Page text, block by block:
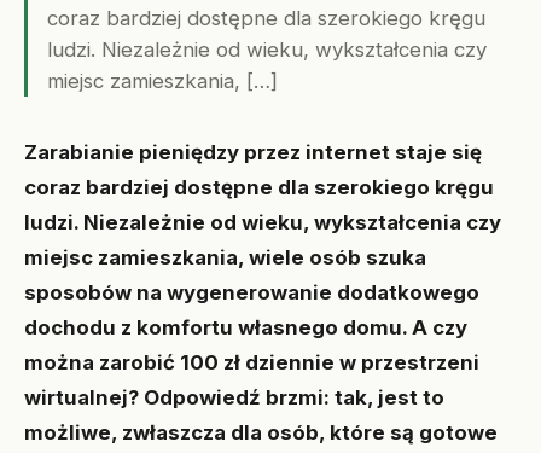
coraz bardziej dostępne dla szerokiego kręgu
ludzi. Niezależnie od wieku, wykształcenia czy
miejsc zamieszkania, […]
Zarabianie pieniędzy przez internet staje się
coraz bardziej dostępne dla szerokiego kręgu
ludzi. Niezależnie od wieku, wykształcenia czy
miejsc zamieszkania, wiele osób szuka
sposobów na wygenerowanie dodatkowego
dochodu z komfortu własnego domu. A czy
można zarobić 100 zł dziennie w przestrzeni
wirtualnej? Odpowiedź brzmi: tak, jest to
możliwe, zwłaszcza dla osób, które są gotowe